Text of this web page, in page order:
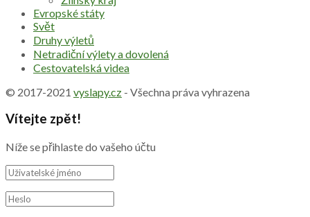
Evropské státy
Svět
Druhy výletů
Netradiční výlety a dovolená
Cestovatelská videa
© 2017-2021 vyslapy.cz - Všechna práva vyhrazena
Vítejte zpět!
Níže se přihlaste do vašeho účtu